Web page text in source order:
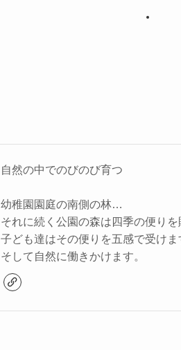
自然の中でのびのび育つ
幼稚園園庭の南側の林…
それに続く公園の森は四季の便りを
子ども達はその便りを五感で受けま
そして自然に働きかけます。